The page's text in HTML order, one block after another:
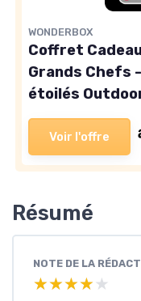
WONDERBOX
Coffret Cadeau
Grands Chefs
étoilés
Voir l'offre
Résumé
NOTE DE LA
★★★★★
★★★★★